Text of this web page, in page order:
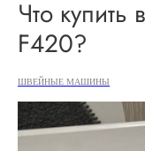
Что купить
F420?
ШВЕЙНЫЕ МАШИНЫ